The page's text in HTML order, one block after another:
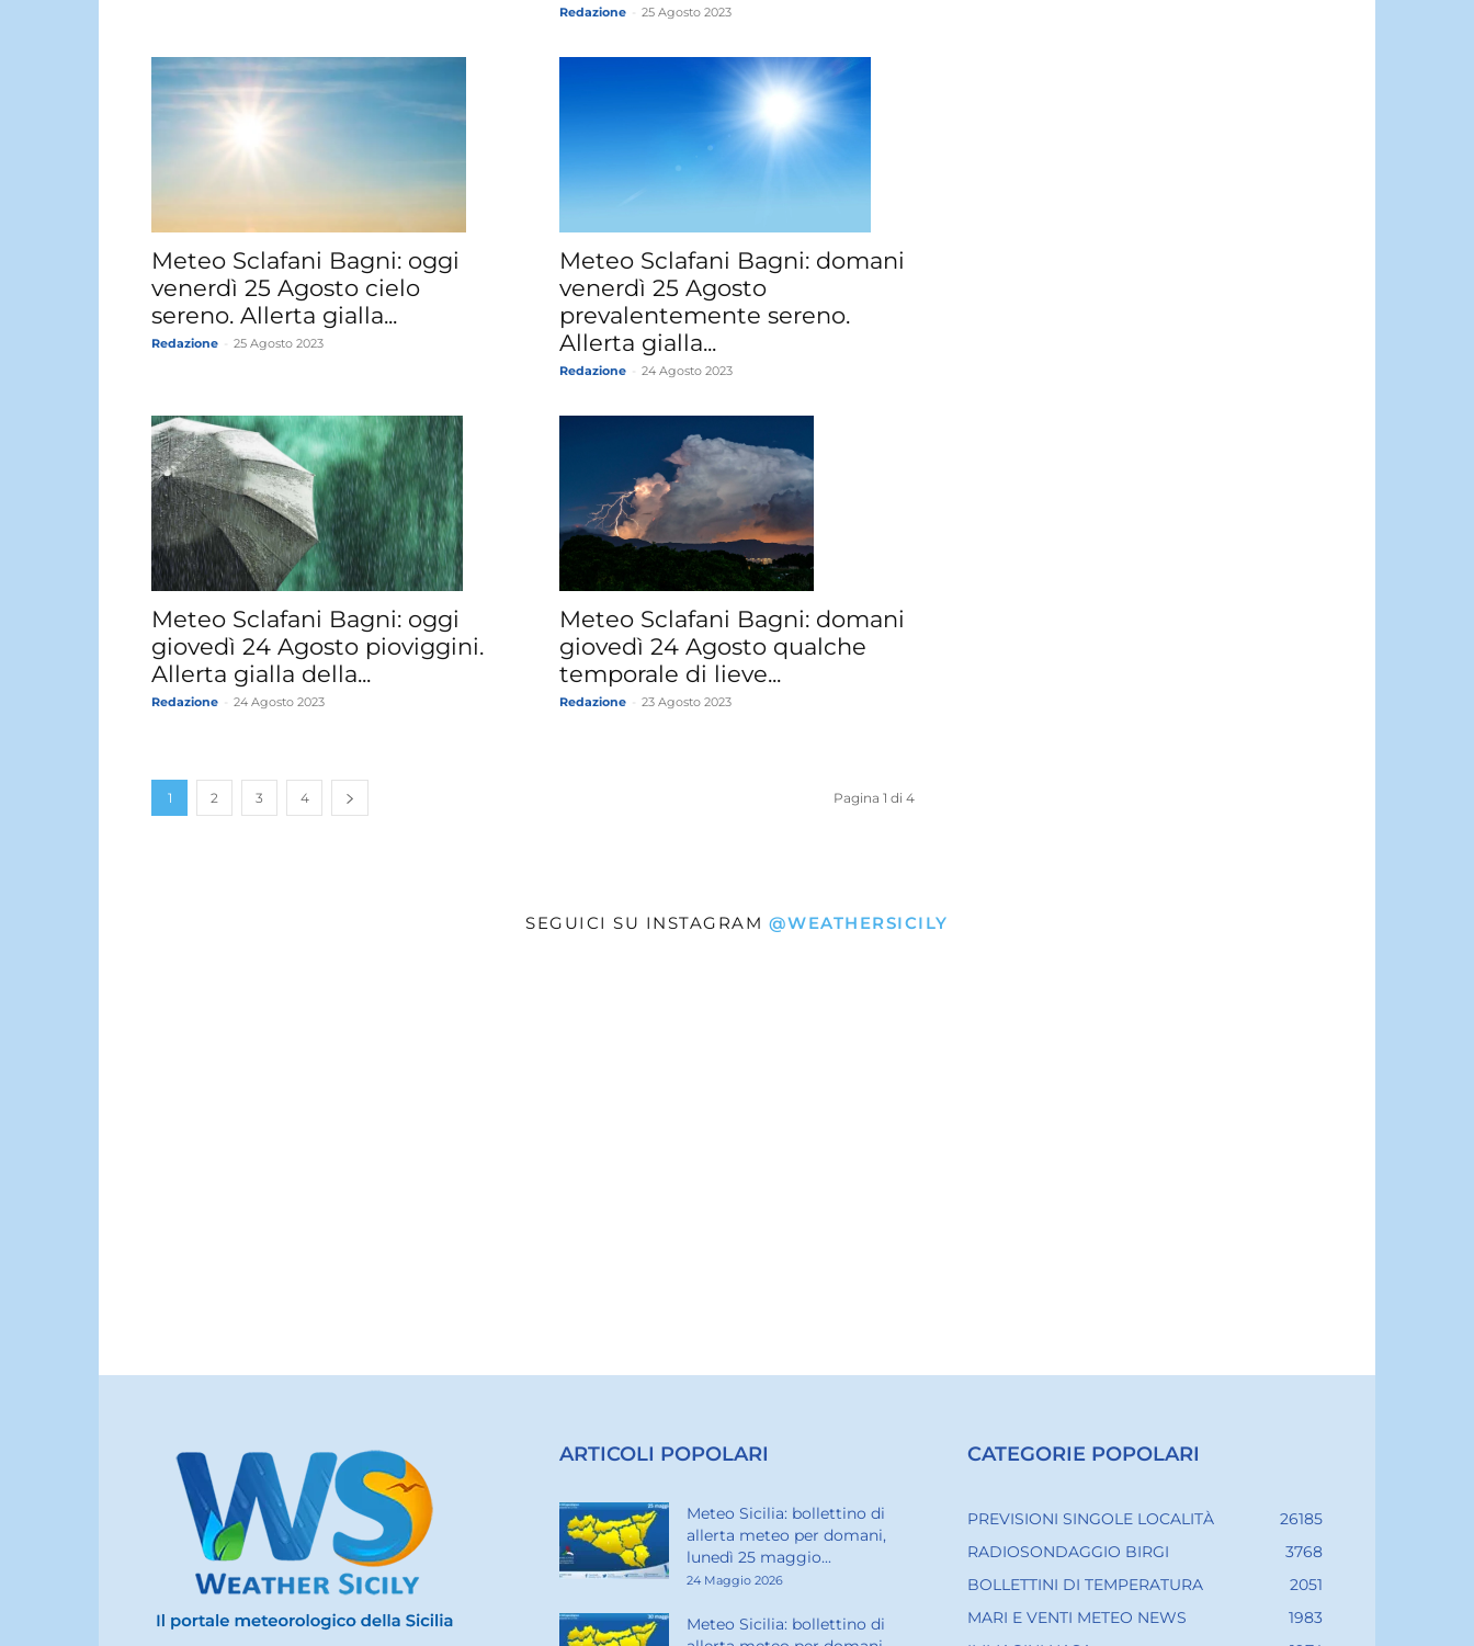
Redazione 25 Agosto 2023
Meteo Sclafani Bagni: oggi
venerdì 25 Agosto cielo
sereno. Allerta gialla...
Redazione 25 Agosto 2023
Meteo Sclafani Bagni: domani
venerdì 25 Agosto
prevalentemente sereno.
Allerta gialla...
Redazione 24 Agosto 2023
Meteo Sclafani Bagni: oggi
giovedì 24 Agosto pioviggini.
Allerta gialla della...
Redazione 24 Agosto 2023
Meteo Sclafani Bagni: domani
giovedì 24 Agosto qualche
temporale di lieve...
Redazione 23 Agosto 2023
1 2 3 4 Pagina 1 di 4
SEGUICI SU INSTAGRAM @WEATHERSICILY
ARTICOLI POPOLARI
Meteo Sicilia: bollettino di
allerta meteo per domani,
lunedì 25 maggio...
24 Maggio 2026
Meteo Sicilia: bollettino di
CATEGORIE POPOLARI
PREVISIONI SINGOLE LOCALITÀ
26185
RADIOSONDAGGIO BIRGI
3768
BOLLETTINI DI TEMPERATURA
2051
MARI E VENTI METEO NEWS
1983